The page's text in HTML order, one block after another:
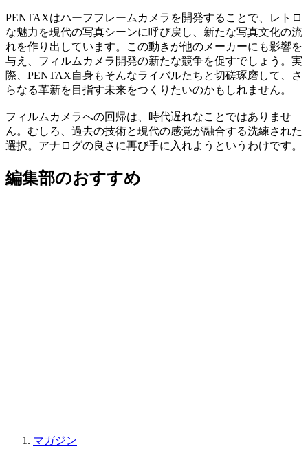
PENTAXはハーフフレームカメラを開発することで、レトロ
な魅力を現代の写真シーンに呼び戻し、新たな写真文化の流
れを作り出しています。この動きが他のメーカーにも影響を
与え、フィルムカメラ開発の新たな競争を促すでしょう。実
際、PENTAX自身もそんなライバルたちと切磋琢磨して、さ
らなる革新を目指す未来をつくりたいのかもしれません。
フィルムカメラへの回帰は、時代遅れなことではありませ
ん。むしろ、過去の技術と現代の感覚が融合する洗練された
選択。アナログの良さに再び手に入れようというわけです。
編集部のおすすめ
マガジン